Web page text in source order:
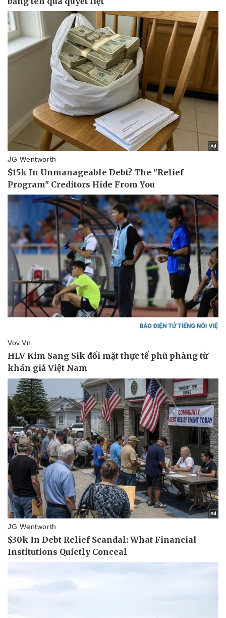
Doanh nghiệp
Thông tin doanh nghiệp
Doanh nghiệp 24h
Doanh nhân
Vì cộng đồng
Công nghệ
Sành điệu
Tin Công nghệ
Trải nghiệm
Chuyển đổi số
Sức khỏe
Dinh dưỡng - món ngon
Đời sống
Nhà đẹp
Blog